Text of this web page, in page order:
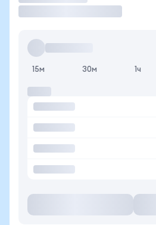
15м 30м 1ч